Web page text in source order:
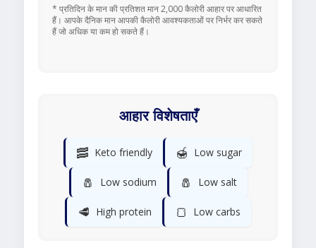
* प्रतिदिन के मान की प्रतिशत मान 2,000 कैलोरी आहार पर आधारित
हैं। आपके दैनिक मान आपकी कैलोरी आवश्यकताओं पर निर्भर कर सकते
हैं जो अधिक या कम हो सकते हैं।
आहार विशेषताएँ
🥓 Keto friendly 🍯 Low sugar
🧂 Low sodium 🧂 Low salt
🥩 High protein 🍞 Low carbs